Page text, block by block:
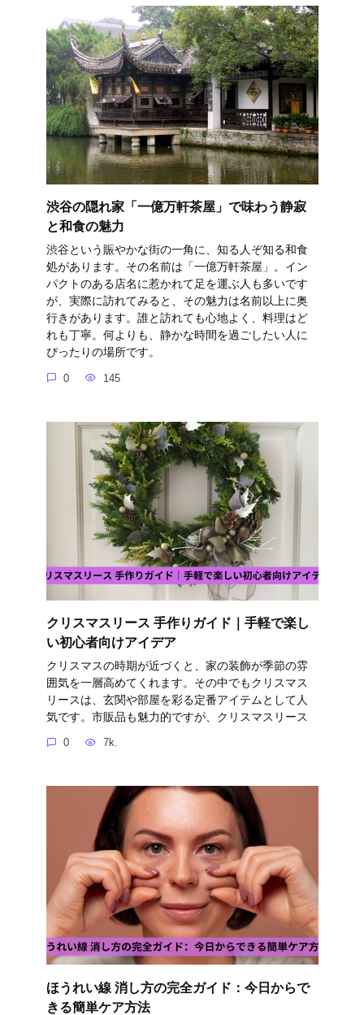
渋谷の隠れ家「一億万軒茶屋」で味わう静寂
と和食の魅力
渋谷という賑やかな街の一角に、知る人ぞ知る和食
処があります。その名前は「一億万軒茶屋」。イン
パクトのある店名に惹かれて足を運ぶ人も多いです
が、実際に訪れてみると、その魅力は名前以上に奥
行きがあります。誰と訪れても心地よく、料理はど
れも丁寧。何よりも、静かな時間を過ごしたい人に
ぴったりの場所です。
0 145
クリスマスリース 手作りガイド｜手軽で楽し
い初心者向けアイデア
クリスマスの時期が近づくと、家の装飾が季節の雰
囲気を一層高めてくれます。その中でもクリスマス
リースは、玄関や部屋を彩る定番アイテムとして人
気です。市販品も魅力的ですが、クリスマスリース
0 7k.
ほうれい線 消し方の完全ガイド：今日からで
きる簡単ケア方法